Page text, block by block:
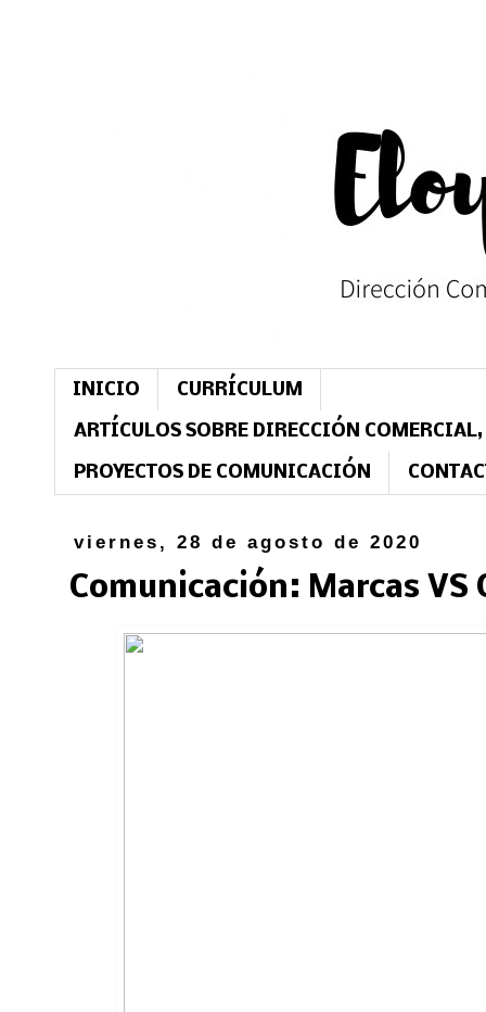
INICIO CURRÍCULUM
ARTÍCULOS SOBRE DIRECCIÓN
PROYECTOS DE COMUNICACIÓN
viernes, 28 de agosto de 2020
Comunicación: Marcas VS